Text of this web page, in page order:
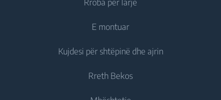
Ftohje
Frigoriferë
Ngrirës
Lavatriçe me qëndrim të lirë
Lavatriçe të integruara
Larëse Tharëse
E montuar
Ftohje
Frigoriferë të integruar
Ngrirës të integruar
Kujdesi për shtëpinë dhe ajrin
Rreth Bekos